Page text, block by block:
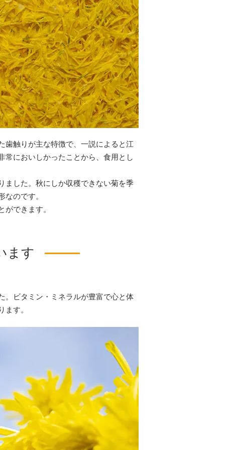
歯触りが主な特徴で、一説によると江
常においしかったことから、食用とし
した。秋にしか収穫できない菊を季
のです。
できます。
ます
。ビタミン・ミネラルが豊富で心と体
す。